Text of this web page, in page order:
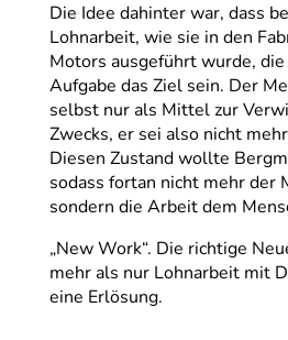
Die Idee dahinter war, dass
Lohnarbeit, wie sie in den
Motors ausgeführt wurde,
Aufgabe das Ziel sein. Der
selbst nur als Mittel zur
Zwecks, er sei also nicht
Diesen Zustand wollte
sodass fortan nicht mehr der
sondern die Arbeit dem
„New Work“. Die richtige
mehr als nur Lohnarbeit mit
eine Erlösung.